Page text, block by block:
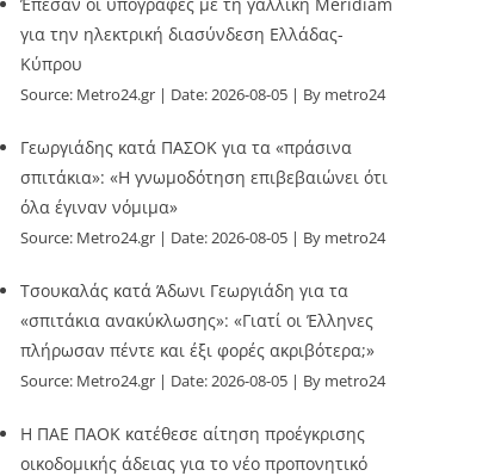
για την ηλεκτρική διασύνδεση Ελλάδας-
Κύπρου
Source: Metro24.gr Date: 2026-08-05 By metro24
Γεωργιάδης κατά ΠΑΣΟΚ για τα «πράσινα
σπιτάκια»: «Η γνωμοδότηση επιβεβαιώνει ότι
όλα έγιναν νόμιμα»
Source: Metro24.gr Date: 2026-08-05 By metro24
Τσουκαλάς κατά Άδωνι Γεωργιάδη για τα
«σπιτάκια ανακύκλωσης»: «Γιατί οι Έλληνες
πλήρωσαν πέντε και έξι φορές ακριβότερα;»
Source: Metro24.gr Date: 2026-08-05 By metro24
Η ΠΑΕ ΠΑΟΚ κατέθεσε αίτηση προέγκρισης
οικοδομικής άδειας για το νέο προπονητικό